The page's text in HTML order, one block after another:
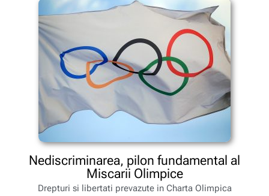
Nediscriminarea, pilon fundamental al
Miscarii Olimpice
Drepturi si libertati prevazute in Charta Olimpica